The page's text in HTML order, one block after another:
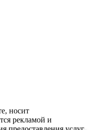
носит
рекламой и